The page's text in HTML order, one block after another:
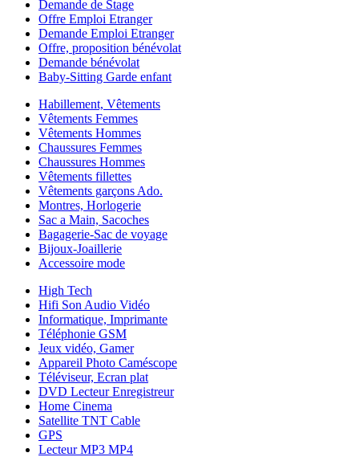
Demande de Stage
Offre Emploi Etranger
Demande Emploi Etranger
Offre, proposition bénévolat
Demande bénévolat
Baby-Sitting Garde enfant
Habillement, Vêtements
Vêtements Femmes
Vêtements Hommes
Chaussures Femmes
Chaussures Hommes
Vêtements fillettes
Vêtements garçons Ado.
Montres, Horlogerie
Sac a Main, Sacoches
Bagagerie-Sac de voyage
Bijoux-Joaillerie
Accessoire mode
High Tech
Hifi Son Audio Vidéo
Informatique, Imprimante
Téléphonie GSM
Jeux vidéo, Gamer
Appareil Photo Caméscope
Téléviseur, Ecran plat
DVD Lecteur Enregistreur
Home Cinema
Satellite TNT Cable
GPS
Lecteur MP3 MP4